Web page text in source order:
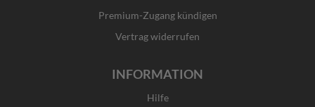
fPremium-Zugang kündigen
Vertrag widerrufen
INFORMATION
Hilfe